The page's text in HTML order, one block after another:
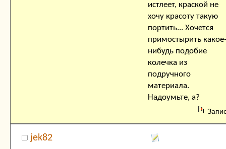
истлеет, краской не
хочу красоту такую
портить... Хочется
примостырить какое-
нибудь подобие
колечка из
подручного
материала.
Надоумьте, а?
jek82